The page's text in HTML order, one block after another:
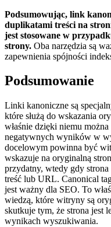
Podsumowując, link
duplikatami treści na
jest stosowane w
strony. Oba narzędzia są
zapewnienia spójności
Podsumowanie
Linki kanoniczne są
które służą do wskazania
właśnie dzięki niemu
negatywnych wyników w
docelowym powinna być
wskazuje na oryginalną
przydatny, wtedy gdy
treść lub URL. Canonical
jest ważny dla SEO. To
wiedzą, które witryny są
skutkuje tym, że strona jest
wynikach wyszukiwania.